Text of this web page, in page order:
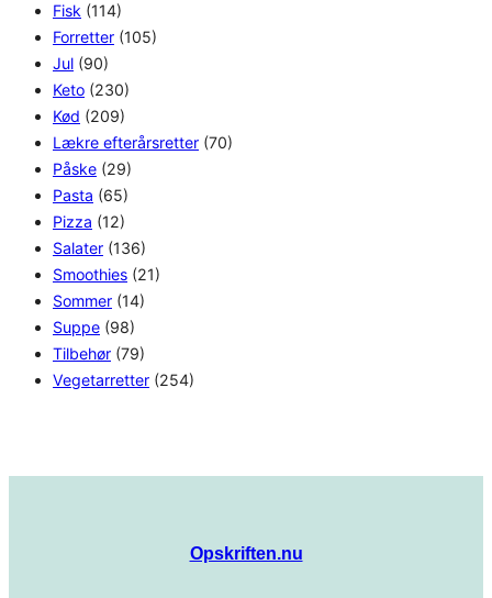
Fisk (114)
Forretter (105)
Jul (90)
Keto (230)
Kød (209)
Lækre efterårsretter (70)
Påske (29)
Pasta (65)
Pizza (12)
Salater (136)
Smoothies (21)
Sommer (14)
Suppe (98)
Tilbehør (79)
Vegetarretter (254)
Opskriften.nu